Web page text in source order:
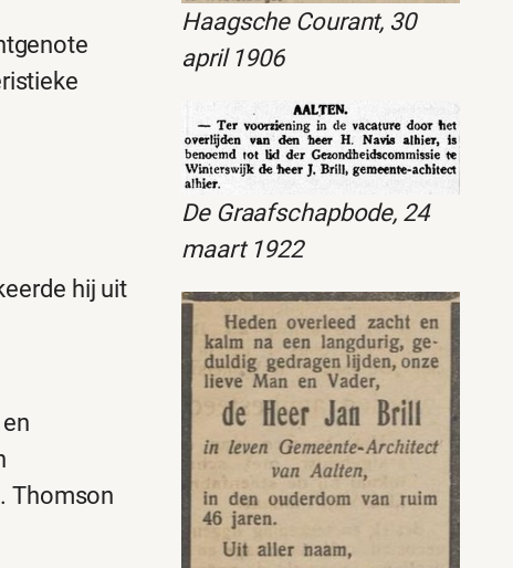
hij uit
Thomson
Haagsche Courant, 30
april 1906
De Graafschapbode, 24
maart 1922